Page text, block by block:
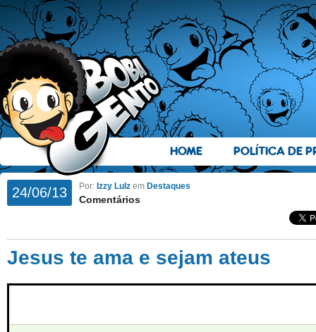
HOME POLÍTICA DE
24/06/13 Por: Izzy Lulz em Destaques
Comentários
Jesus te ama e sejam ateus